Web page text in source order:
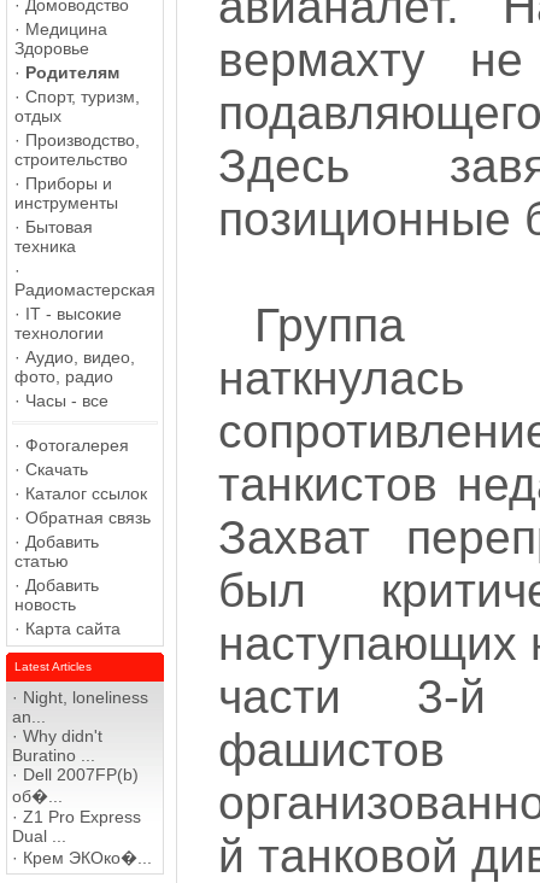
· Домоводство
· Медицина
Здоровье
· Родителям
· Спорт, туризм,
отдых
· Производство,
строительство
· Приборы и
инструменты
· Бытовая
техника
·
Радиомастерская
· IT - высокие
технологии
· Аудио, видео,
фото, радио
· Часы - все
· Фотогалерея
· Скачать
· Каталог ссылок
· Обратная связь
· Добавить
статью
· Добавить
новость
· Карта сайта
Latest Articles
· Night, loneliness
an...
· Why didn't
Buratino ...
· Dell 2007FP(b)
об�...
· Z1 Pro Express
Dual ...
· Крем ЭКОко�...
вермахту
Здесь
позиционные
Группа
танкистов
Захват
был
наступающих
части 3-й
фашистов
й танковой